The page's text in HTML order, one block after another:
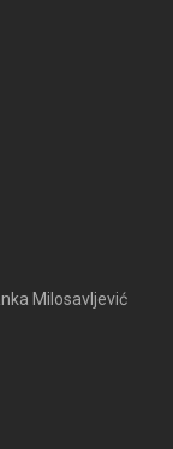
Milosavljević